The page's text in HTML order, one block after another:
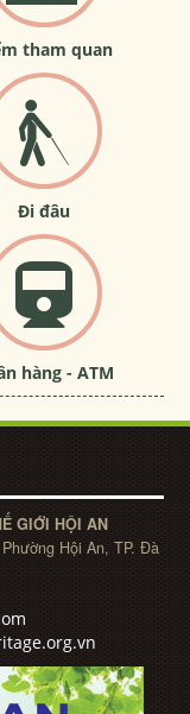
tham quan
Đi đâu
hàng - ATM
GIỚI HỘI AN
Hội An, TP. Đà